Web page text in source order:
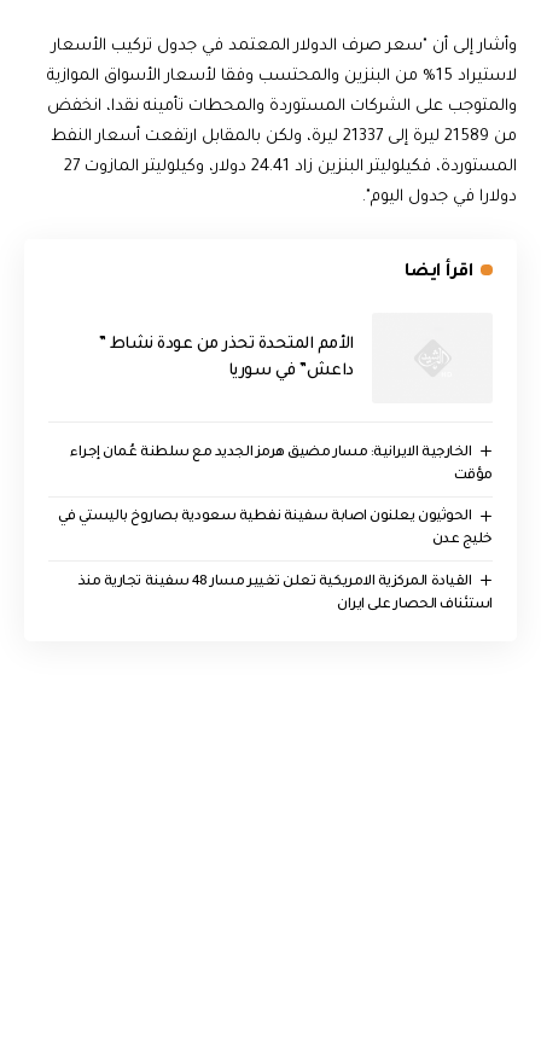
وأشار إلى أن "سعر صرف الدولار المعتمد في جدول تركيب الأسعار
لاستيراد 15% من البنزين والمحتسب وفقا لأسعار الأسواق الموازية
والمتوجب على الشركات المستوردة والمحطات تأمينه نقدا، انخفض
من 21589 ليرة إلى 21337 ليرة، ولكن بالمقابل ارتفعت أسعار النفط
المستوردة، فكيلوليتر البنزين زاد 24.41 دولار، وكيلوليتر المازوت 27
دولارا في جدول اليوم".
اقرأ ايضا
الأمم المتحدة تحذر من عودة نشاط ”
داعش” في سوريا
الخارجية الايرانية: مسار مضيق هرمز الجديد مع سلطنة عُمان إجراء
مؤقت
الحوثيون يعلنون اصابة سفينة نفطية سعودية بصاروخ باليستي في
خليج عدن
القيادة المركزية الامريكية تعلن تغيير مسار 48 سفينة تجارية منذ
استئناف الحصار على ايران